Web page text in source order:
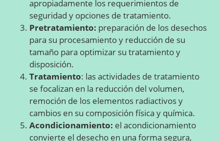
apropiadamente los requerimientos de
seguridad y opciones de tratamiento.
Pretratamiento: preparación de los desechos
para su procesamiento y reducción de su
tamaño para optimizar su tratamiento y
disposición.
Tratamiento: las actividades de tratamiento
se focalizan en la reducción del volumen,
remoción de los elementos radiactivos y
cambios en su composición física y química.
Acondicionamiento: el acondicionamiento
convierte el desecho en una forma segura,